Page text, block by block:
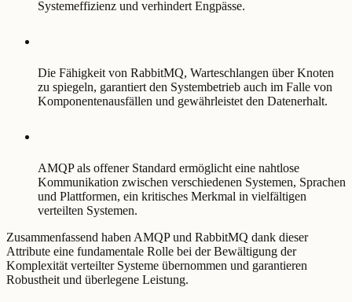
Systemeffizienz und verhindert Engpässe.
Die Fähigkeit von RabbitMQ, Warteschlangen über Knoten
zu spiegeln, garantiert den Systembetrieb auch im Falle von
Komponentenausfällen und gewährleistet den Datenerhalt.
AMQP als offener Standard ermöglicht eine nahtlose
Kommunikation zwischen verschiedenen Systemen, Sprachen
und Plattformen, ein kritisches Merkmal in vielfältigen
verteilten Systemen.
Zusammenfassend haben AMQP und RabbitMQ dank dieser
Attribute eine fundamentale Rolle bei der Bewältigung der
Komplexität verteilter Systeme übernommen und garantieren
Robustheit und überlegene Leistung.